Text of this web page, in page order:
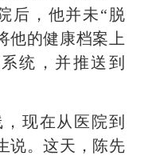
后，他并未“脱
他的健康档案上
统，并推送到
现在从医院到
说。这天，陈先